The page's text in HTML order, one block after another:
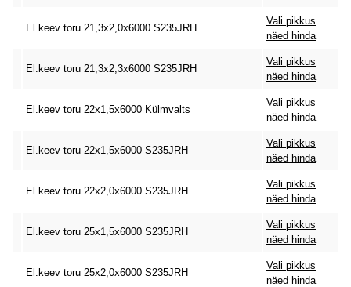
El.keev toru 21,3x2,0x6000 S235JRH
Vali pikkus
näed hinda
El.keev toru 21,3x2,3x6000 S235JRH
Vali pikkus
näed hinda
El.keev toru 22x1,5x6000 Külmvalts
Vali pikkus
näed hinda
El.keev toru 22x1,5x6000 S235JRH
Vali pikkus
näed hinda
El.keev toru 22x2,0x6000 S235JRH
Vali pikkus
näed hinda
El.keev toru 25x1,5x6000 S235JRH
Vali pikkus
näed hinda
El.keev toru 25x2,0x6000 S235JRH
Vali pikkus
näed hinda